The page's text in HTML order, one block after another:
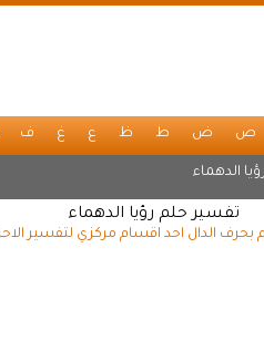
ص ض ط ظ ع غ ف
الدهماء
تفسير حلم رؤيا الدهماء
الدال احد اقسام مركزي لتفسير